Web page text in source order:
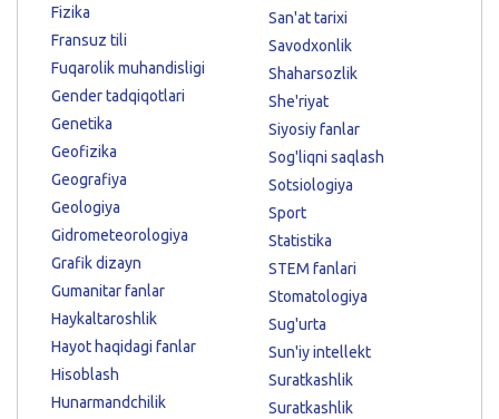
Fizika
Fransuz tili
Fuqarolik muhandisligi
Gender tadqiqotlari
Genetika
Geofizika
Geografiya
Geologiya
Gidrometeorologiya
Grafik dizayn
Gumanitar fanlar
Haykaltaroshlik
Hayot haqidagi fanlar
Hisoblash
Hunarmandchilik
San'at tarixi
Savodxonlik
Shaharsozlik
She'riyat
Siyosiy fanlar
Sog'liqni saqlash
Sotsiologiya
Sport
Statistika
STEM fanlari
Stomatologiya
Sug'urta
Sun'iy intellekt
Suratkashlik
Suratkashlik